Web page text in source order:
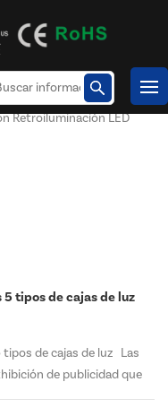
Retroiluminación LED
tipos de cajas de luz
de cajas de luz Las
de publicidad que
de marketing o